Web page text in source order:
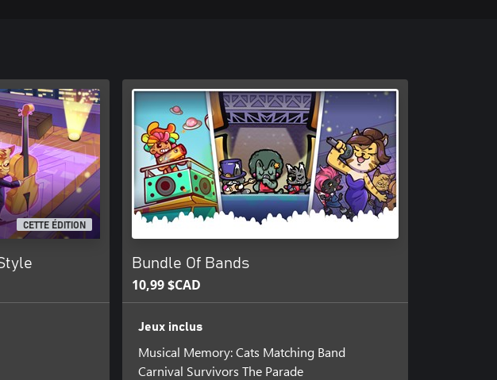
CETTE ÉDITION
Bundle Of Bands
10,99 $CAD
Jeux inclus
Musical Memory: Cats Matching Band
Carnival Survivors The Parade